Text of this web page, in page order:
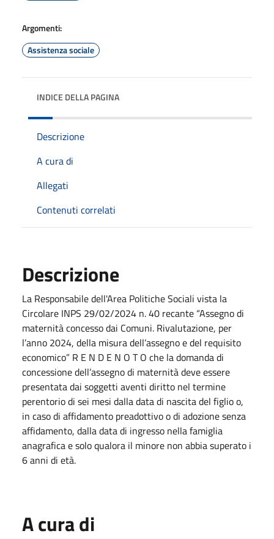
Argomenti:
Assistenza sociale
INDICE DELLA PAGINA
Descrizione
A cura di
Allegati
Contenuti correlati
Descrizione
La Responsabile dell'Area Politiche Sociali vista la
Circolare INPS 29/02/2024 n. 40 recante “Assegno di
maternità concesso dai Comuni. Rivalutazione, per
l’anno 2024, della misura dell’assegno e del requisito
economico” R E N D E N O T O che la domanda di
concessione dell’assegno di maternità deve essere
presentata dai soggetti aventi diritto nel termine
perentorio di sei mesi dalla data di nascita del figlio o,
in caso di affidamento preadottivo o di adozione senza
affidamento, dalla data di ingresso nella famiglia
anagrafica e solo qualora il minore non abbia superato i
6 anni di età.
A cura di